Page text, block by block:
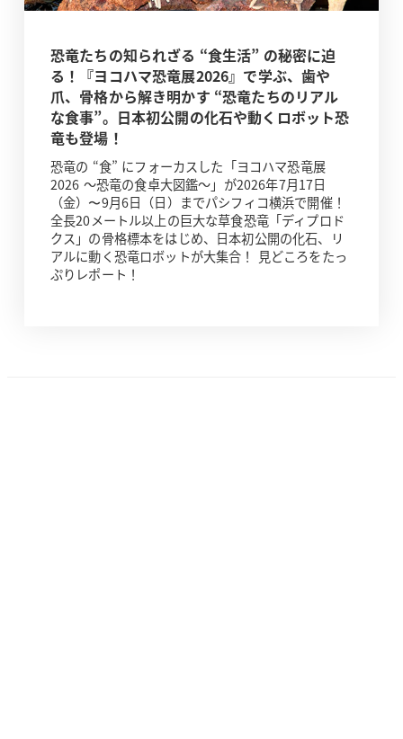
恐竜たちの知られざる “食生活” の秘密に迫
る！『ヨコハマ恐竜展2026』で学ぶ、歯や
爪、骨格から解き明かす “恐竜たちのリアル
な食事”。日本初公開の化石や動くロボット恐
竜も登場！
恐竜の “食” にフォーカスした「ヨコハマ恐竜展
2026 ～恐竜の食卓大図鑑～」が2026年7月17日
（金）〜9月6日（日）までパシフィコ横浜で開催！
全長20メートル以上の巨大な草食恐竜「ディプロド
クス」の骨格標本をはじめ、日本初公開の化石、リ
アルに動く恐竜ロボットが大集合！ 見どころをたっ
ぷりレポート！